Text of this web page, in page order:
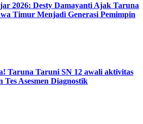
2026: Desty Damayanti Ajak Taruna
Timur Menjadi Generasi Pemimpin
Taruna Taruni SN 12 awali aktivitas
Tes Asesmen Diagnostik